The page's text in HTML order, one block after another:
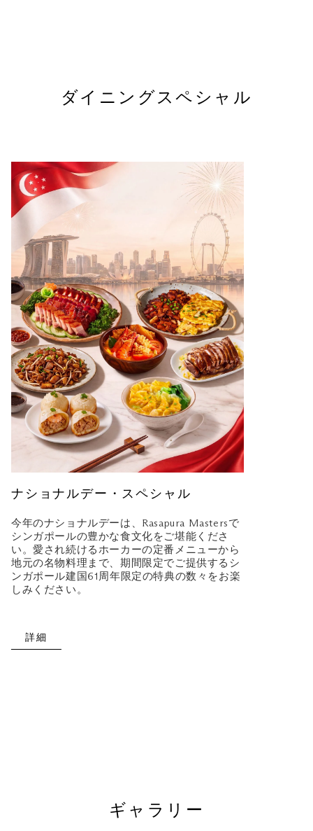
ダイニングスペシャル
ナショナルデー・スペシャル
今年のナショナルデーは、Rasapura Mastersで
シンガポールの豊かな食文化をご堪能くださ
い。愛され続けるホーカーの定番メニューから
地元の名物料理まで、期間限定でご提供するシ
ンガポール建国61周年限定の特典の数々をお楽
しみください。
詳細
ギャラリー